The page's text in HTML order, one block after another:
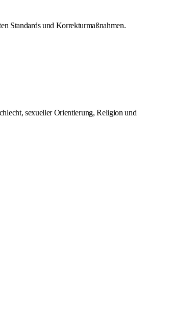
Standards und Korrekturmaßnahmen.
sexueller Orientierung, Religion und